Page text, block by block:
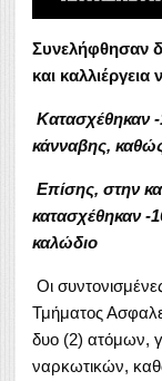
Συνελήφθησαν
και
Κατασχέθηκαν
κάνναβης,
Επίσης, στην
κατασχέθηκαν -
καλώδιο
Οι
Τμήματος
δυο (2) ατόμων,
ναρκωτικών,